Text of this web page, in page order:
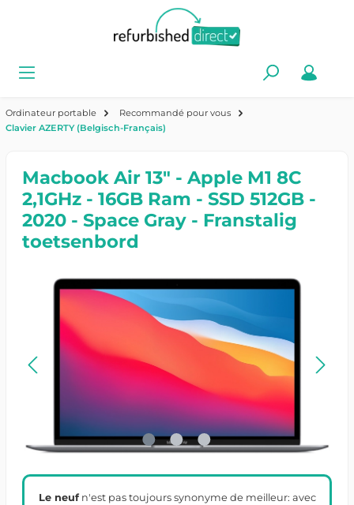
Ordinateur portable
Recommandé pour vous
Clavier AZERTY (Belgisch-Français)
Macbook Air 13" - Apple M1 8C
2,1GHz - 16GB Ram - SSD 512GB -
2020 - Space Gray - Franstalig
toetsenbord
Le neufn'est pas toujours synonyme de meilleur: avec